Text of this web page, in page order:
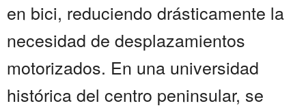
en bici, reduciendo drásticamente la
necesidad de desplazamientos
motorizados. En una universidad
histórica del centro peninsular, se